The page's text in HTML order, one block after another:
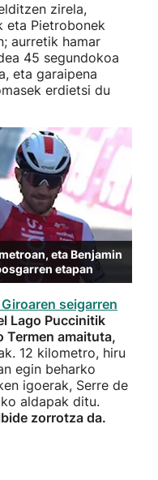
zirela,
eta Pietrobonek
aurretik hamar
45 segundokoa
eta garaipena
erdietsi du
eta Benjamin
etapan
seigarren
Lago Puccinitik
Termen amaituta,
12 kilometro, hiru
egin beharko
igoerak, Serre de
aldapak ditu.
zorrotza da.